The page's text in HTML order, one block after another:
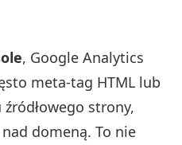
, Google Analytics
meta‑tag HTML lub
strony,
domeną. To nie